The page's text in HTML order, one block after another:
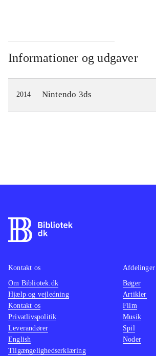
Informationer og udgaver
2014 Nintendo 3ds
Kontakt os
Om Bibliotek.dk
Hjælp og vejledning
Kontakt os
Privatlivspolitik
Leverandører
English
Tilgængelighedserklæring
Afdelinger
Bøger
Artikler
Film
Musik
Spil
Noder